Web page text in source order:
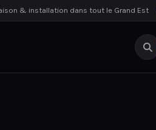
& installation dans tout le Grand Est